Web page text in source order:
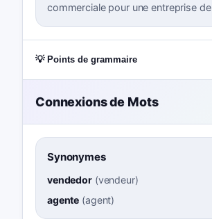
commerciale pour une entreprise
💡 Points de grammaire
Connexions de Mots
Synonymes
vendedor(vendeur)
agente (agent)